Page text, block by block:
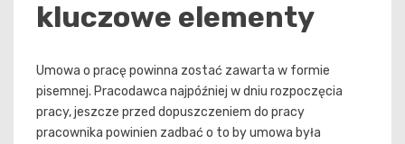
kluczowe elementy
Umowa o pracę powinna zostać zawarta w formie
pisemnej. Pracodawca najpóźniej w dniu rozpoczęcia
pracy, jeszcze przed dopuszczeniem do pracy
pracownika powinien zadbać o to by umowa była